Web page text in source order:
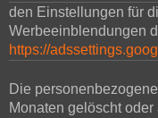
den Einstellungen für
Werbeeinblendungen
https://
Die
Monaten gelöscht oder